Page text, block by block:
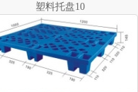
塑料托盘10